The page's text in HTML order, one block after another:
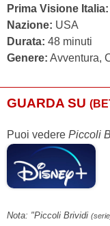
Prima Visione Italia:
Nazione: USA
Durata: 48 minuti
Genere: Avventura,
GUARDA SU
Puoi vedere Piccoli
Nota: "Piccoli Brividi